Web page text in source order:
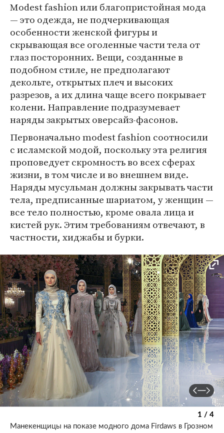
Modest fashion или благопристойная мода
— это одежда, не подчеркивающая
особенности женской фигуры и
скрывающая все оголенные части тела от
глаз посторонних. Вещи, созданные в
подобном стиле, не предполагают
декольте, открытых плеч и высоких
разрезов, а их длина чаще всего покрывает
колени. Направление подразумевает
наряды закрытых оверсайз-фасонов.
Первоначально modest fashion соотносили
с исламской модой, поскольку эта религия
проповедует скромность во всех сферах
жизни, в том числе и во внешнем виде.
Наряды мусульман должны закрывать части
тела, предписанные шариатом, у женщин —
все тело полностью, кроме овала лица и
кистей рук. Этим требованиям отвечают, в
частности, хиджабы и бурки.
1 / 4
Манекенщицы на показе модного дома Firdaws в Грозном